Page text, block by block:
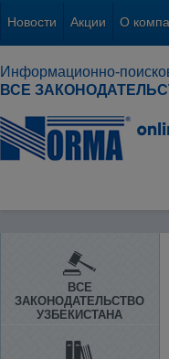
Новости Акции О
Информационно-
ВСЕ
ВСЕ
ЗАКОНОДАТЕЛЬСТВО
УЗБЕКИСТАНА